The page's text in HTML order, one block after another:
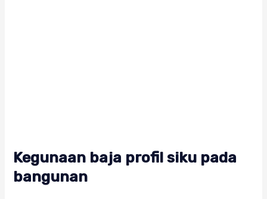
Kegunaan baja profil siku pada
bangunan